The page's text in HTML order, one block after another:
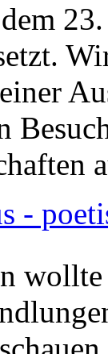
-